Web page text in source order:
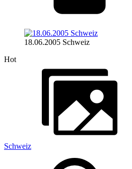
18.06.2005 Schweiz
Hot
Schweiz